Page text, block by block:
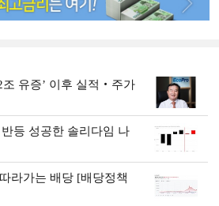
조 유증’ 이후 실적‧주가
등 성공한 솔리다임 나
라가는 배당 [배당정책